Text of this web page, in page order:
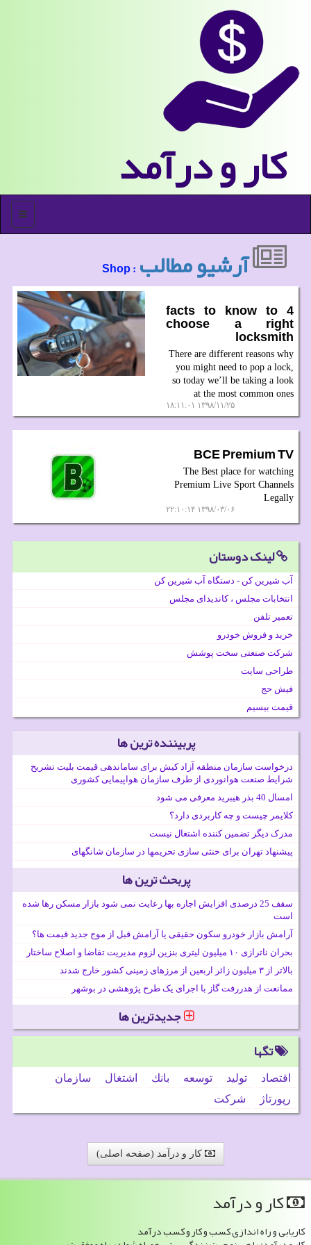
كار و درآمد
منو
آرشیو مطالب : Shop
4 facts to know to
choose a right
locksmith
There are different reasons why
you might need to pop a lock,
so today we’ll be taking a look
at the most common ones
۱۳۹۸/۱۱/۲۵ ۱۸:۱۱:۰۱
BCE Premium TV
The Best place for watching
Premium Live Sport Channels
Legally
۱۳۹۸/۰۳/۰۶ ۲۲:۱۰:۱۴
لینک دوستان
آب شیرین کن - دستگاه آب شیرین کن
انتخابات مجلس ، کاندیدای مجلس
تعمیر تلفن
خرید و فروش خودرو
شرکت صنعتی سخت پوشش
طراحی سایت
فیش حج
قیمت بیسیم
پربیننده ترین ها
درخواست سازمان منطقه آزاد کیش برای ساماندهی قیمت بلیت تشریح
شرایط صنعت هوانوردی از طرف سازمان هواپیمایی کشوری
امسال 40 بذر هیبرید معرفی می شود
کلایمر چیست و چه کاربردی دارد؟
مدرک دیگر تضمین کننده اشتغال نیست
پیشنهاد تهران برای خنثی سازی تحریمها در سازمان شانگهای
پربحث ترین ها
سقف 25 درصدی افزایش اجاره بها رعایت نمی شود بازار مسکن رها شده
است
آرامش بازار خودرو سکون حقیقی یا آرامش قبل از موج جدید قیمت ها؟
بحران ناترازی ۱۰ میلیون لیتری بنزین لزوم مدیریت تقاضا و اصلاح ساختار
بالاتر از ۳ میلیون زائر اربعین از مرزهای زمینی کشور خارج شدند
ممانعت از هدررفت گاز با اجرای یک طرح پژوهشی در بوشهر
جدیدترین ها
تگها
اقتصاد تولید توسعه بانك اشتغال
سازمان
رپورتاژ
شركت
کار و درآمد (صفحه اصلی)
كار و درآمد
کاریابی و راه اندازی کسب و کار و کسب درآمد